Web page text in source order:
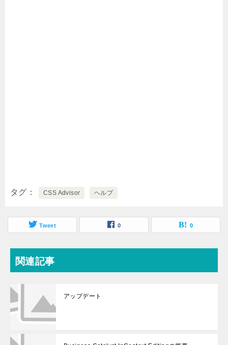
タグ CSS Advisor ヘルプ
Tweet 0 0
関連記事
アップデート